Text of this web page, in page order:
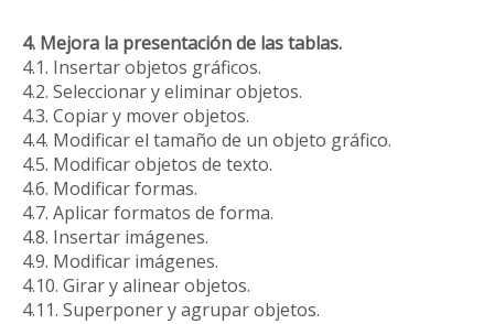
4. Mejora la presentación de las tablas.
4.1. Insertar objetos gráficos.
4.2. Seleccionar y eliminar objetos.
4.3. Copiar y mover objetos.
4.4. Modificar el tamaño de un objeto gráfico.
4.5. Modificar objetos de texto.
4.6. Modificar formas.
4.7. Aplicar formatos de forma.
4.8. Insertar imágenes.
4.9. Modificar imágenes.
4.10. Girar y alinear objetos.
4.11. Superponer y agrupar objetos.